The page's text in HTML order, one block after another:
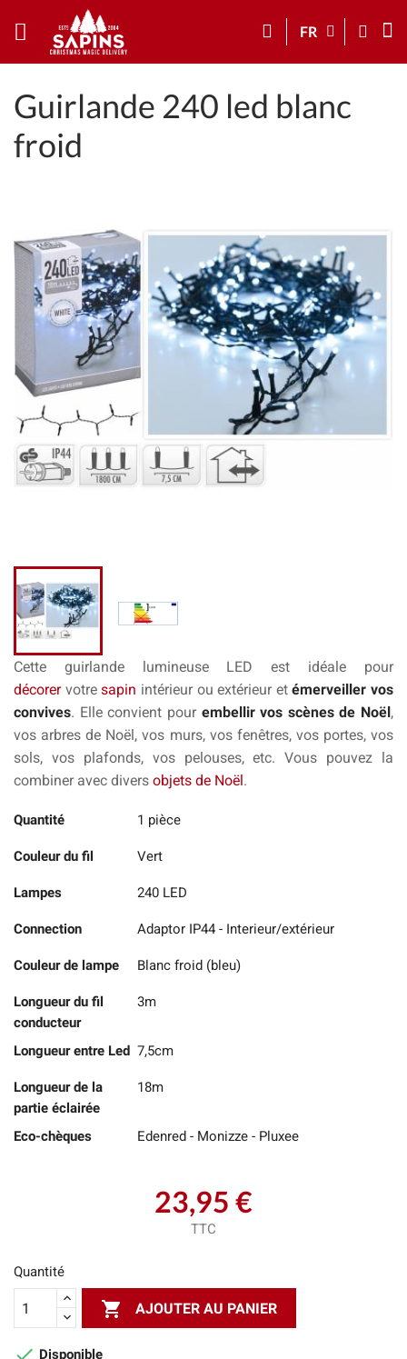
FR
Guirlande 240 led blanc
froid
Cette guirlande lumineuse LED est idéale pour
décorervotresapin intérieur ou extérieur etémerveiller vos
convives. Elle convient pour embellir vos scènes de Noël,
vos arbres de Noël, vos murs, vos fenêtres, vos portes, vos
sols, vos plafonds, vos pelouses, etc. Vous pouvez la
combiner avec divers objets de Noël.
Quantité 1 pièce
Couleur du fil Vert
Lampes 240 LED
Connection Adaptor IP44 - Interieur/extérieur
Couleur de lampe Blanc froid (bleu)
Longueur du fil
conducteur
3m
Longueur entre Led 7,5cm
Longueur de la
partie éclairée
18m
Eco-chèques Edenred - Monizze - Pluxee
23,95 €
TTC
Quantité
 AJOUTER AU PANIER
 Disponible